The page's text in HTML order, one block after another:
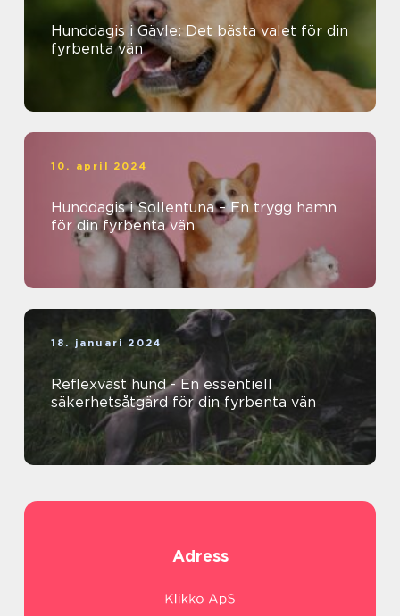
Hunddagis i Gävle: Det bästa valet för din
fyrbenta vän
10. april 2024
Hunddagis i Sollentuna – En trygg hamn
för din fyrbenta vän
18. januari 2024
Reflexväst hund - En essentiell
säkerhetsåtgärd för din fyrbenta vän
Adress